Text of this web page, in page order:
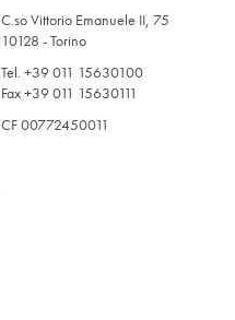
C.so Vittorio Emanuele II, 75
10128 - Torino
Tel. +39 011 15630100
Fax +39 011 15630111
CF 00772450011